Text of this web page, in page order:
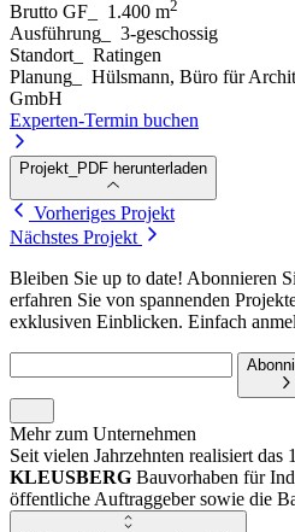
Brutto GF
1.400 m2
Ausführung
3-geschossig
Standort
Ratingen
Planung
Hülsmann, Büro für
GmbH
Experten-Termin buchen
Projekt_PDF herunterladen
Vorheriges Projekt
Nächstes Projekt
Bleiben Sie up to date! Abonnieren
erfahren Sie von spannenden
exklusiven Einblicken. Einfach
Mehr zum Unternehmen
Seit vielen Jahrzehnten realisiert das
KLEUSBERG Bauvorhaben für
öffentliche Auftraggeber sowie die